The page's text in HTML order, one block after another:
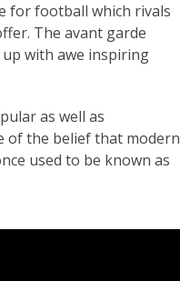
for football which rivals
The avant garde
with awe inspiring
as well as
of the belief that modern
used to be known as